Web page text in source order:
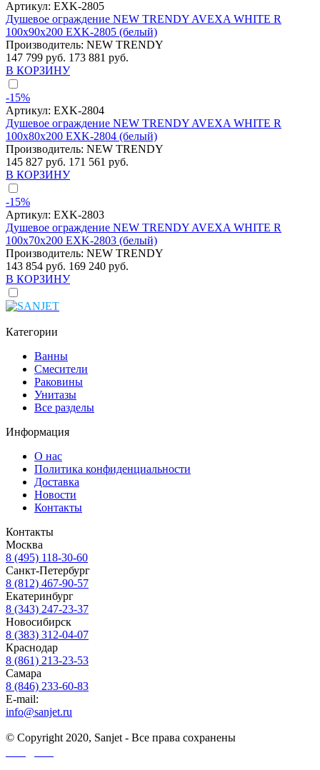
Артикул: EXK-2805
Душевое ограждение NEW TRENDY AVEXA WHITE R
100x90x200 EXK-2805 (белый)
Производитель: NEW TRENDY
147 799 руб. 173 881 руб.
В КОРЗИНУ
-15%
Артикул: EXK-2804
Душевое ограждение NEW TRENDY AVEXA WHITE R
100x80x200 EXK-2804 (белый)
Производитель: NEW TRENDY
145 827 руб. 171 561 руб.
В КОРЗИНУ
-15%
Артикул: EXK-2803
Душевое ограждение NEW TRENDY AVEXA WHITE R
100x70x200 EXK-2803 (белый)
Производитель: NEW TRENDY
143 854 руб. 169 240 руб.
В КОРЗИНУ
Категории
Ванны
Смесители
Раковины
Унитазы
Все разделы
Информация
О нас
Политика конфиденциальности
Доставка
Новости
Контакты
Контакты
Москва
8 (495) 118-30-60
Санкт-Петербург
8 (812) 467-90-57
Екатеринбург
8 (343) 247-23-37
Новосибирск
8 (383) 312-04-07
Краснодар
8 (861) 213-23-53
Самара
8 (846) 233-60-83
E-mail:
info@sanjet.ru
© Copyright 2020, Sanjet - Все права сохранены